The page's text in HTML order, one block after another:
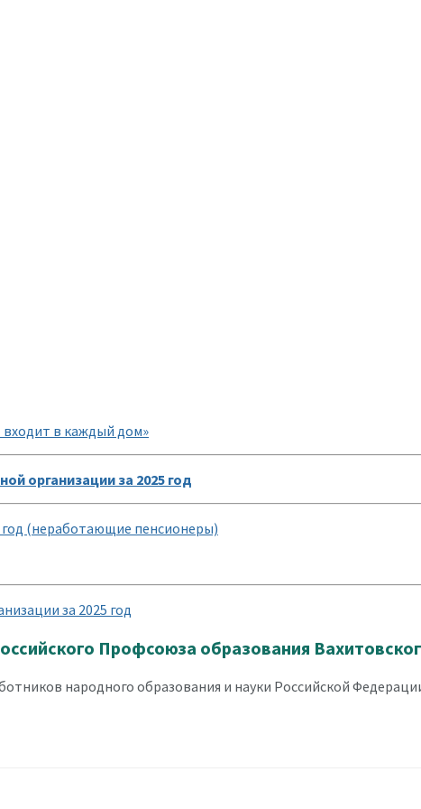
в каждый дом»
организации за 2025 год
год (неработающие пенсионеры)
за 2025 год
Профсоюза образования
народного образования и науки Российской